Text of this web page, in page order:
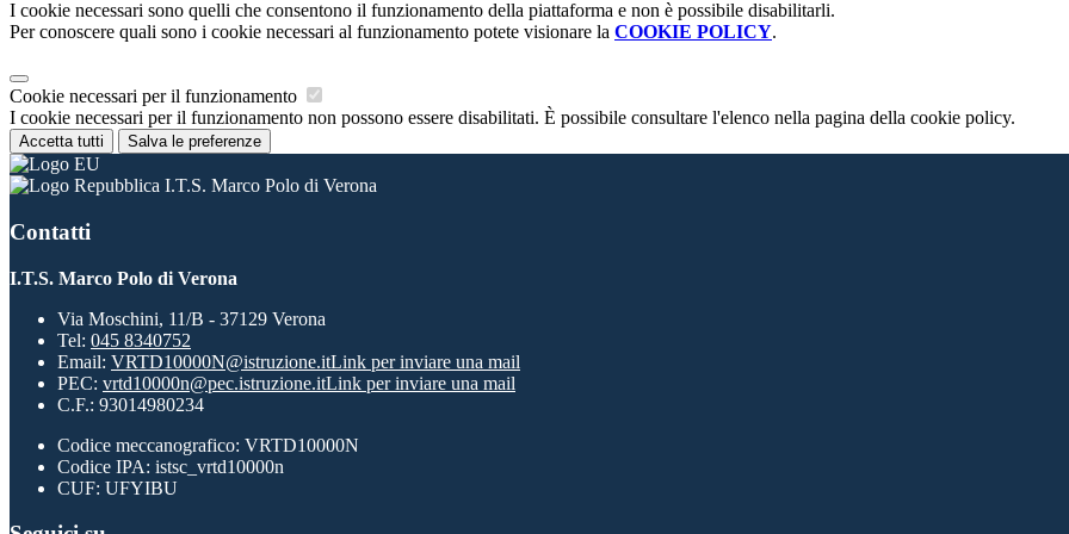
I cookie necessari sono quelli che consentono il funzionamento della piattaforma e non è possibile disabilitarli.
Per conoscere quali sono i cookie necessari al funzionamento potete visionare la COOKIE POLICY.
Cookie necessari per il funzionamento
I cookie necessari per il funzionamento non possono essere disabilitati. È possibile consultare l'elenco nella pagina della cookie policy.
Accetta tutti Salva le preferenze
I.T.S. Marco Polo di Verona
Contatti
I.T.S. Marco Polo di Verona
Via Moschini, 11/B - 37129 Verona
Tel: 045 8340752
Email: VRTD10000N@istruzione.itLink per inviare una mail
PEC: vrtd10000n@pec.istruzione.itLink per inviare una mail
C.F.: 93014980234
Codice meccanografico: VRTD10000N
Codice IPA: istsc_vrtd10000n
CUF: UFYIBU